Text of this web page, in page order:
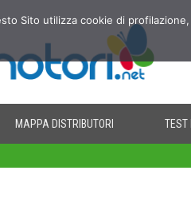
MAPPA DISTRIBUTORI TEST
Sito utilizza cookie di